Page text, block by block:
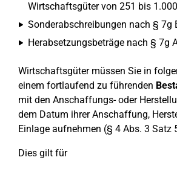
Wirtschaftsgüter von 251 bis
Sonderabschreibungen nach § 7g
Herabsetzungsbeträge nach § 7g
Wirtschaftsgüter müssen Sie in
einem fortlaufend zu führenden
mit den Anschaffungs- oder
dem Datum ihrer Anschaffung,
Einlage aufnehmen (§ 4 Abs. 3 Satz
Dies gilt für